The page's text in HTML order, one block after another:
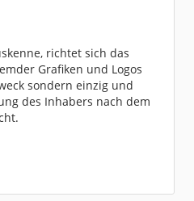
richtet sich das
Grafiken und Logos
sondern einzig und
des Inhabers nach dem